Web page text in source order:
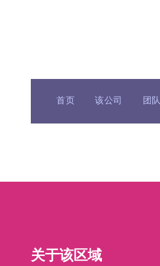
首页 该公司 团队
关于该区域